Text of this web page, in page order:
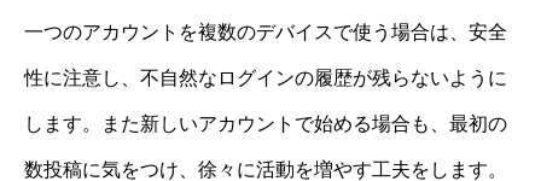
一つのアカウントを複数のデバイスで使う場合は、安全
性に注意し、不自然なログインの履歴が残らないように
します。また新しいアカウントで始める場合も、最初の
数投稿に気をつけ、徐々に活動を増やす工夫をします。